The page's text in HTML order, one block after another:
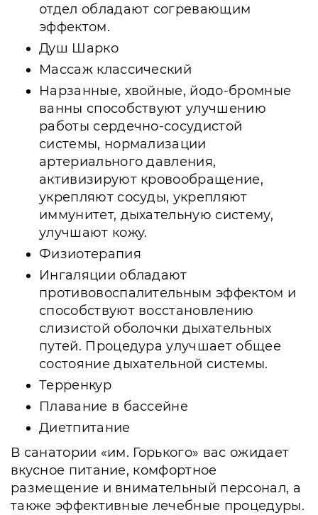
отдел обладают согревающим
эффектом.
Душ Шарко
Массаж классический
Нарзанные, хвойные, йодо-бромные
ванны способствуют улучшению
работы сердечно-сосудистой
системы, нормализации
артериального давления,
активизируют кровообращение,
укрепляют сосуды, укрепляют
иммунитет, дыхательную систему,
улучшают кожу.
Физиотерапия
Ингаляции обладают
противовоспалительным эффектом и
способствуют восстановлению
слизистой оболочки дыхательных
путей. Процедура улучшает общее
состояние дыхательной системы.
Терренкур
Плавание в бассейне
Диетпитание
В санатории «им. Горького» вас ожидает
вкусное питание, комфортное
размещение и внимательный персонал, а
также эффективные лечебные процедуры.